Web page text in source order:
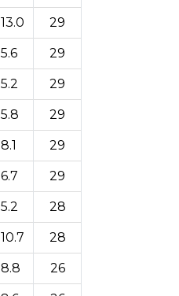
13.0 29
5.6 29
5.2 29
5.8 29
8.1 29
6.7 29
5.2 28
10.7 28
8.8 26